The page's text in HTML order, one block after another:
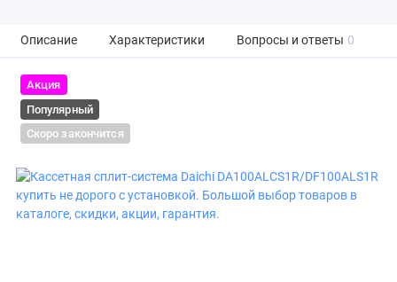
Описание Характеристики Вопросы и ответы 0
Акция
Популярный
Скоро закончится